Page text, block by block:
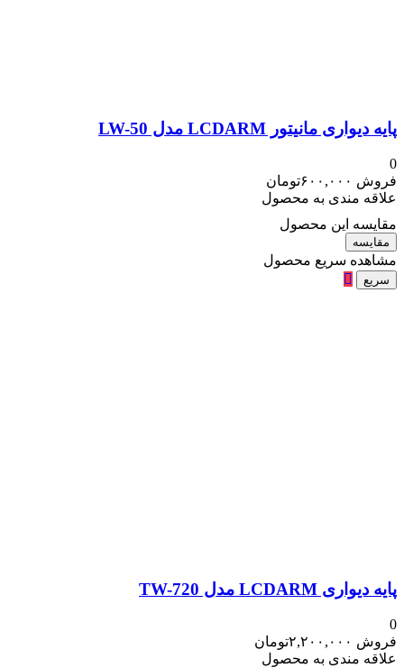
پایه دیواری مانیتور LCDARM مدل LW-50
0
فروش ۶۰۰,۰۰۰تومان
علاقه مندی به محصول
مقایسه این محصول
مقایسه
مشاهده سریع محصول
سریع
پایه دیواری LCDARM مدل TW-720
0
فروش ۲,۲۰۰,۰۰۰تومان
علاقه مندی به محصول